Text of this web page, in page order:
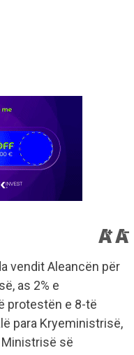
vendit Aleancën për
as 2% e
protestën e 8-të
para Kryeministrisë,
së